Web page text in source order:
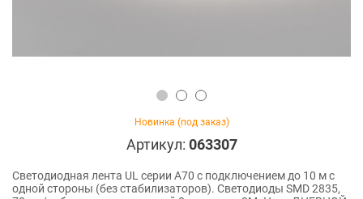
Новинка (под заказ)
Артикул: 063307
Светодиодная лента UL серии A70 с подключением до 10 м с
одной стороны (без стабилизаторов). Светодиоды SMD 2835,